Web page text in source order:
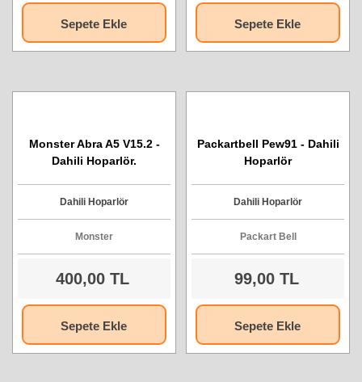
MSI
Packart Bell
Sepete Ekle Sepete Ekle
Monster Abra A5 V15.2 -
Dahili Hoparlör.
Dahili Hoparlör
Monster
400,00 TL
Sepete Ekle
Packartbell Pew91 - Dahili
Hoparlör
Dahili Hoparlör
Packart Bell
99,00 TL
Sepete Ekle